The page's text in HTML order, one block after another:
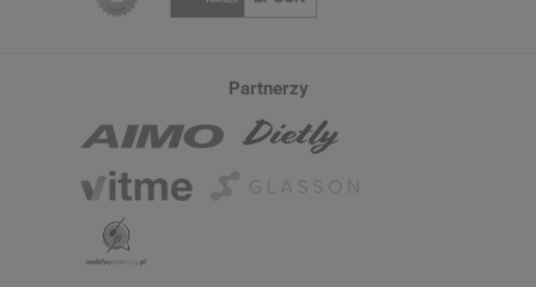
Partnerzy